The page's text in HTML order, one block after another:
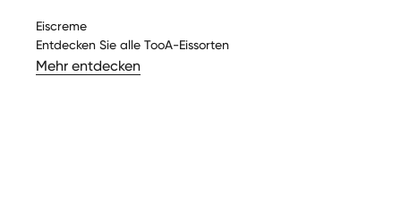
Eiscreme
Entdecken Sie alle TooA-Eissorten
Mehr entdecken